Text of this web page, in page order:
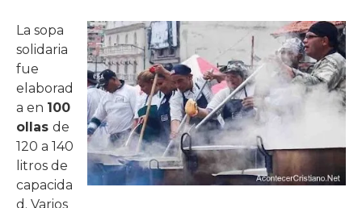
La sopa
solidaria
fue
elaborad
a en 100
ollas de
120 a 140
litros de
capacida
d. Varios